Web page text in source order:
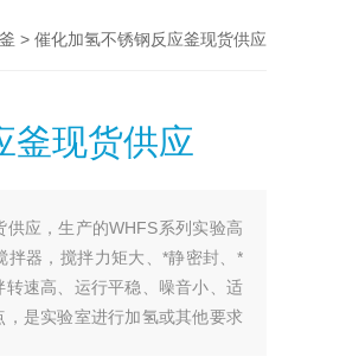
> 催化加氢不锈钢反应釜现货供应
釜现货供应
应，生产的WHFS系列实验高
拌器，搅拌力矩大、*静密封、*
速高、运行平稳、噪音小、适
是实验室进行加氢或其他要求